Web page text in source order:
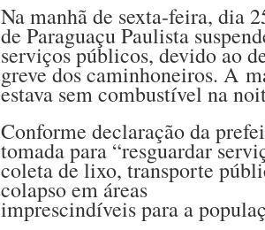
Na manhã de sexta-feira, dia
de Paraguaçu Paulista
serviços públicos, devido ao
greve dos caminhoneiros. A
estava sem combustível na
Conforme declaração da
tomada para “resguardar
coleta de lixo, transporte
colapso em áreas
imprescindíveis para a